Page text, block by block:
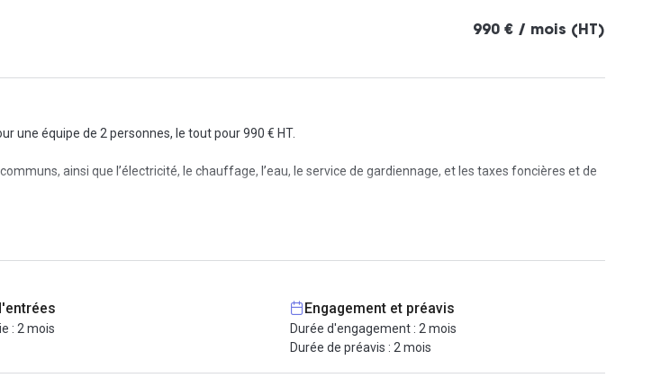
990 € / mois (HT)
une équipe de 2 personnes, le tout pour 990 € HT.
ainsi que l’électricité, le chauffage, l’eau, le service de gardiennage, et les taxes foncières et de
professionnels.
rénové et aménagé pour garantir un confort de travail optimal.
et profitez d'un environnement de travail exceptionnel au cœur de la capitale française !
: 2 mois
Engagement et préavis
Durée d'engagement : 2 mois
Durée de préavis : 2 mois